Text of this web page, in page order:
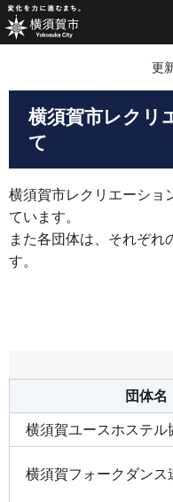
更
横須賀市レクリ
て
横須賀市レクリエーショ
ています。
また各団体は、それぞれ
す。
団体名
横須賀ユースホステル
横須賀フォークダンス